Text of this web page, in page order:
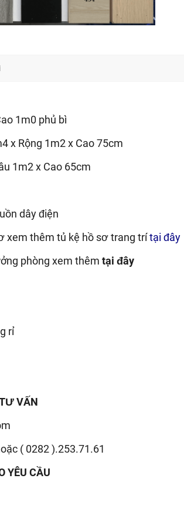
1m0 phủ bì
x Rộng 1m2 x Cao 75cm
1m2 x Cao 65cm
dây điện
xem thêm tủ kệ hồ sơ trang trítại đây
phòng xem thêm tại đây
rỉ
VẤN
( 0282 ).253.71.61
YÊU CẦU